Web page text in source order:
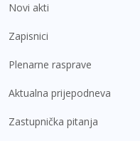
Novi akti
Zapisnici
Plenarne rasprave
Aktualna prijepodneva
Zastupnička pitanja